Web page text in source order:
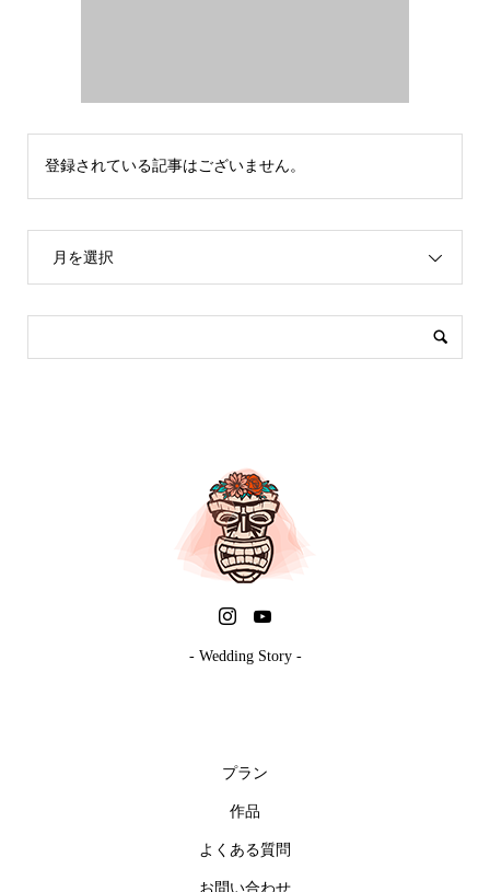
登録されている記事はございません。
月を選択
- Wedding Story -
プラン
作品
よくある質問
お問い合わせ